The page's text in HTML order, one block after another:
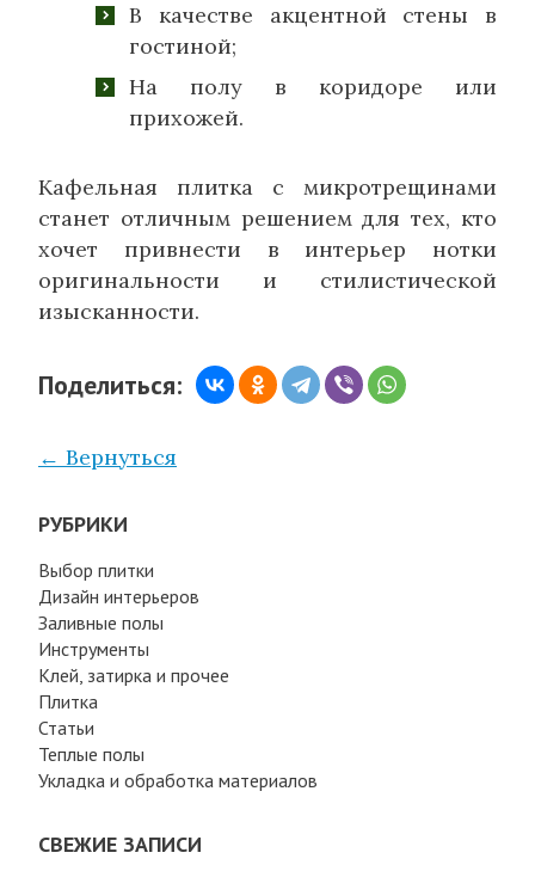
В качестве акцентной стены в
гостиной;
На полу в коридоре или
прихожей.
Кафельная плитка с микротрещинами
станет отличным решением для тех, кто
хочет привнести в интерьер нотки
оригинальности и стилистической
изысканности.
Поделиться:
← Вернуться
РУБРИКИ
Выбор плитки
Дизайн интерьеров
Заливные полы
Инструменты
Клей, затирка и прочее
Плитка
Статьи
Теплые полы
Укладка и обработка материалов
СВЕЖИЕ ЗАПИСИ